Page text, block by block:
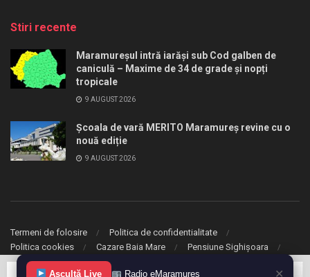
Stiri recente
Maramureșul intră iarăși sub Cod galben de
caniculă – Maxime de 34 de grade și nopți
tropicale
9 AUGUST 2026
Școala de vară MERITO Maramureș revine cu o
nouă ediție
9 AUGUST 2026
Termeni de folosire
Politica de confidentialitate
Politica cookies
Cazare Baia Mare Pensiune Sighișoara
© 2020 eMaramures. Toate drepturile rezervate.
Ascultă Live Radio eMaramureș ✕